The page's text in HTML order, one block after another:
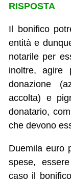
RISPOSTA
Il bonifico
entità e
notarile per
inoltre, agire
donazione
accolta) e
donatario,
che devono
Duemila euro
spese,
caso il